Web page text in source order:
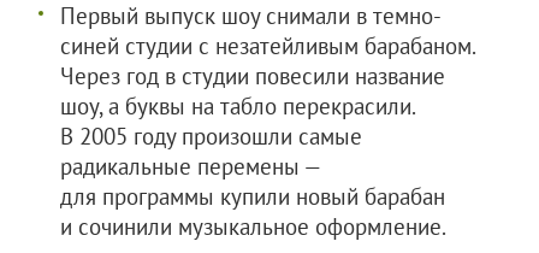
Первый выпуск шоу снимали в темно-
синей студии с незатейливым барабаном.
Через год в студии повесили название
шоу, а буквы на табло перекрасили.
В 2005 году произошли самые
радикальные перемены —
для программы купили новый барабан
и сочинили музыкальное оформление.